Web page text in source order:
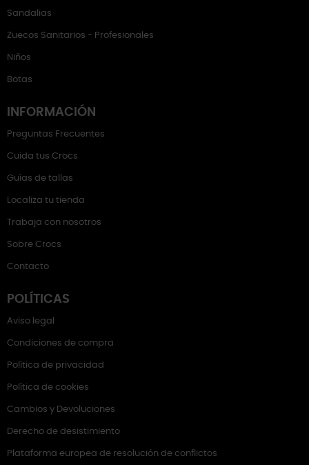
Sandalias
Zuecos Sanitarios - Profesionales
Niños
Botas
INFORMACIÓN
Preguntas Frecuentes
Cuida tus Crocs
Guías de tallas
Localiza tu tienda
Trabaja con nosotros
Sobre Crocs
Contacto
POLÍTICAS
Aviso legal
Condiciones de compra
Política de privacidad
Política de cookies
Cambios y Devoluciones
Derecho de desistimiento
Plataforma europea de resolución de conflictos